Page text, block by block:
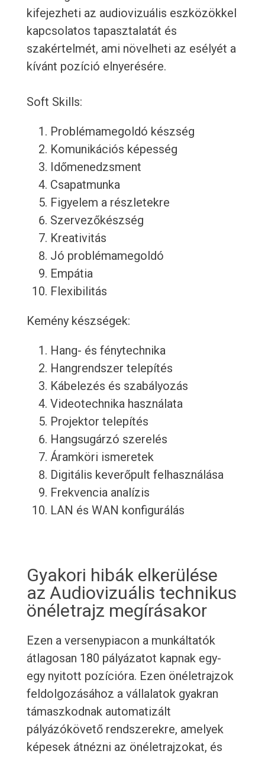
kifejezheti az audiovizuális eszközökkel
kapcsolatos tapasztalatát és
szakértelmét, ami növelheti az esélyét a
kívánt pozíció elnyerésére.
Soft Skills:
Problémamegoldó készség
Komunikációs képesség
Időmenedzsment
Csapatmunka
Figyelem a részletekre
Szervezőkészség
Kreativitás
Jó problémamegoldó
Empátia
Flexibilitás
Kemény készségek:
Hang- és fénytechnika
Hangrendszer telepítés
Kábelezés és szabályozás
Videotechnika használata
Projektor telepítés
Hangsugárzó szerelés
Áramköri ismeretek
Digitális keverőpult felhasználása
Frekvencia analízis
LAN és WAN konfigurálás
Gyakori hibák elkerülése
az Audiovizuális technikus
önéletrajz megírásakor
Ezen a versenypiacon a munkáltatók
átlagosan 180 pályázatot kapnak egy-
egy nyitott pozícióra. Ezen önéletrajzok
feldolgozásához a vállalatok gyakran
támaszkodnak automatizált
pályázókövető rendszerekre, amelyek
képesek átnézni az önéletrajzokat, és